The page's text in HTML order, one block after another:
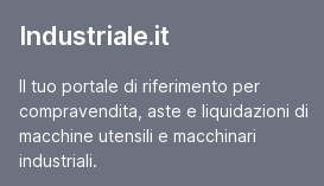
Industriale.it
Il tuo portale di riferimento per
compravendita, aste e liquidazioni di
macchine utensili e macchinari
industriali.